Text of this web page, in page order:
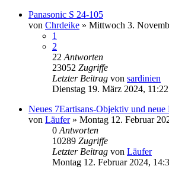
Panasonic S 24-105
von Chrdeike » Mittwoch 3.
1
2
22 Antworten
23052 Zugriffe
Letzter Beitrag von sardinien
Dienstag 19. März 2024, 11:22
Neues 7Eartisans-Objektiv und neue
von Läufer» Montag 12. Februar
0 Antworten
10289 Zugriffe
Letzter Beitrag von Läufer
Montag 12. Februar 2024,